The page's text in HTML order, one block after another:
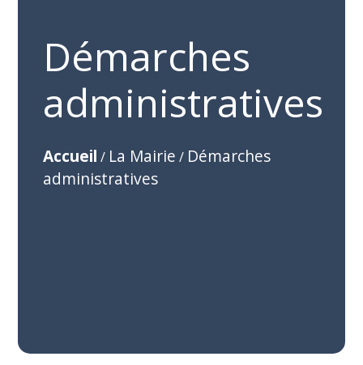
Démarches
administratives
Accueil / La Mairie / Démarches
administratives